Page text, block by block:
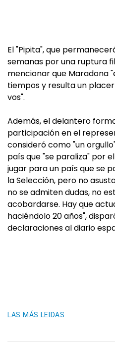
El "Pipita", que
semanas por una ruptura
mencionar que Maradona
tiempos y resulta un
vos".
Además, el delantero
participación en el
consideró como "un
país que "se paraliza" por
jugar para un país que se
la Selección, pero no
no se admiten dudas, no
acobardarse. Hay que
haciéndolo 20 años",
declaraciones al diario
LAS MÁS LEIDAS